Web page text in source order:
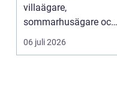
villaägare,
sommarhusägare och
bosta...
06 juli 2026